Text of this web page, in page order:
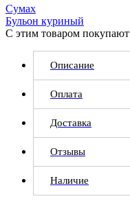
Сумах
Бульон куриный
С этим товаром покупают
Описание
Оплата
Доставка
Отзывы
Наличие